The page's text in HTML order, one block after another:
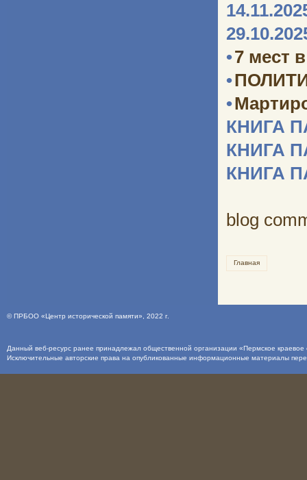
•7 мест
•
•
КНИГА
КНИГА
КНИГА
blog
Главная
©ПРБОО «Центр исторической памяти» , 2022 г.
Данный веб-ресурс ранее принадлежал общественной организации «Пермское
Исключительные авторские права на опубликованные информационные материалы